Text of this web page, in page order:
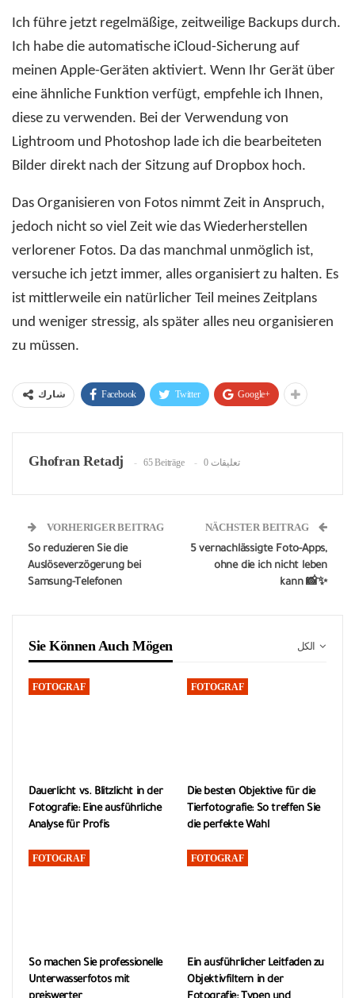
Ich führe jetzt regelmäßige, zeitweilige Backups durch.
Ich habe die automatische iCloud-Sicherung auf
meinen Apple-Geräten aktiviert. Wenn Ihr Gerät über
eine ähnliche Funktion verfügt, empfehle ich Ihnen,
diese zu verwenden. Bei der Verwendung von
Lightroom und Photoshop lade ich die bearbeiteten
Bilder direkt nach der Sitzung auf Dropbox hoch.
Das Organisieren von Fotos nimmt Zeit in Anspruch,
jedoch nicht so viel Zeit wie das Wiederherstellen
verlorener Fotos. Da das manchmal unmöglich ist,
versuche ich jetzt immer, alles organisiert zu halten. Es
ist mittlerweile ein natürlicher Teil meines Zeitplans
und weniger stressig, als später alles neu organisieren
zu müssen.
شارك Facebook Twitter Google+
Ghofran Retadj 65 Beiträge 0 تعليقات
VORHERIGER BEITRAG
So reduzieren Sie die
Auslöseverzögerung bei
Samsung-Telefonen
NÄCHSTER BEITRAG
5 vernachlässigte Foto-Apps,
ohne die ich nicht leben
kann 📸✨
Sie Können Auch Mögen
FOTOGRAF
Dauerlicht vs. Blitzlicht in der
Fotografie: Eine ausführliche
Analyse für Profis
FOTOGRAF
Die besten Objektive für die
Tierfotografie: So treffen Sie
die perfekte Wahl
FOTOGRAF
So machen Sie professionelle
Unterwasserfotos mit
FOTOGRAF
Ein ausführlicher Leitfaden zu
Objektivfiltern in der